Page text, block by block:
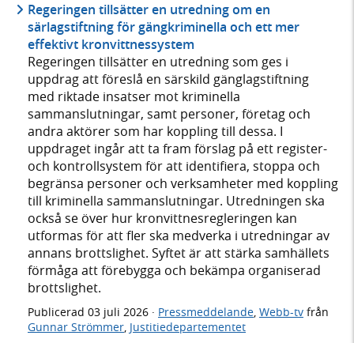
Regeringen tillsätter en utredning om en
särlagstiftning för gängkriminella och ett mer
effektivt kronvittnessystem
Regeringen tillsätter en utredning som ges i
uppdrag att föreslå en särskild gänglagstiftning
med riktade insatser mot kriminella
sammanslutningar, samt personer, företag och
andra aktörer som har koppling till dessa. I
uppdraget ingår att ta fram förslag på ett register-
och kontrollsystem för att identifiera, stoppa och
begränsa personer och verksamheter med koppling
till kriminella sammanslutningar. Utredningen ska
också se över hur kronvittnesregleringen kan
utformas för att fler ska medverka i utredningar av
annans brottslighet. Syftet är att stärka samhällets
förmåga att förebygga och bekämpa organiserad
brottslighet.
Publicerad 03 juli 2026 · Pressmeddelande, Webb-tv från
Gunnar Strömmer, Justitiedepartementet